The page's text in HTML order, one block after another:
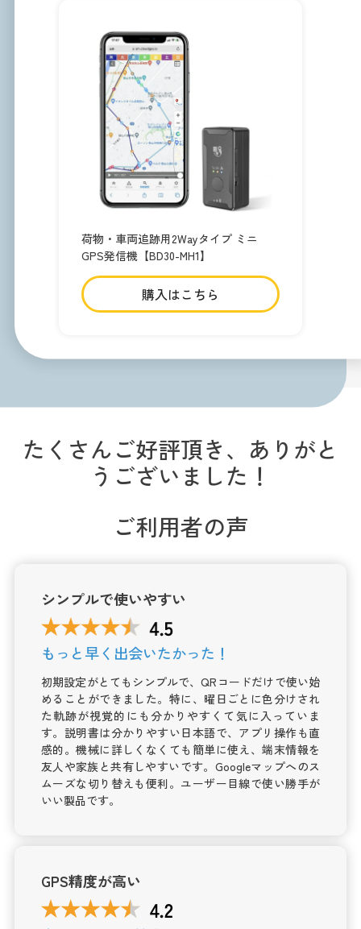
荷物・車両追跡用2Wayタイプ ミニ
GPS発信機【BD30-MH1】
購入はこちら
たくさんご好評頂き、ありがと
うございました！
ご利用者の声
シンプルで使いやすい
もっと早く出会いたかった！
初期設定がとてもシンプルで、QRコードだけで使い始
めることができました。特に、曜日ごとに色分けされ
た軌跡が視覚的にも分かりやすくて気に入っていま
す。説明書は分かりやすい日本語で、アプリ操作も直
感的。機械に詳しくなくても簡単に使え、端末情報を
友人や家族と共有しやすいです。Googleマップへのス
ムーズな切り替えも便利。ユーザー目線で使い勝手が
いい製品です。
GPS精度が高い